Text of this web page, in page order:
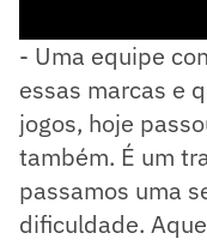
- Uma equipe
essas marcas e
jogos, hoje
também. É um
passamos uma
dificuldade.